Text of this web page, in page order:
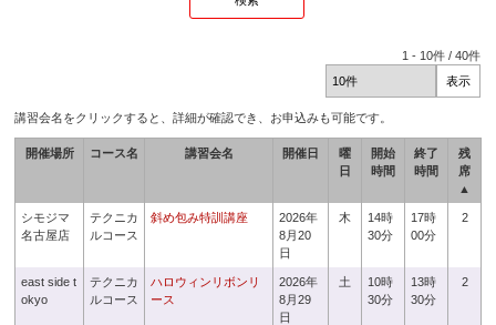
1 - 10件 /40件
講習会名をクリックすると、詳細が確認でき、お申込みも可能です。
開催場所 コース名 講習会名 開催日
曜
日
開始
時間
終了
時間
残
席
▲
シモジマ
名古屋店
テクニカ
ルコース
斜め包み特訓講座
2026年
8月20
日
木
14時
30分
17時
00分
2
east side t
okyo
テクニカ
ルコース
ハロウィンリボンリ
ース
2026年
8月29
日
土
10時
30分
13時
30分
2